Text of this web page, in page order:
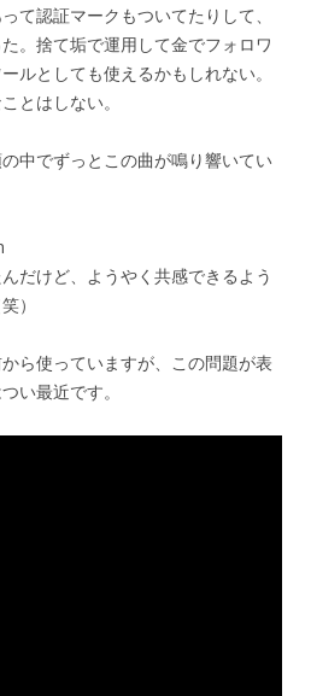
て認証マークもついてたりして、
。捨て垢で運用して金でフォロワ
ルとしても使えるかもしれない。
とはしない。
中でずっとこの曲が鳴り響いてい
だけど、ようやく共感できるよう
）
ら使っていますが、この問題が表
い最近です。